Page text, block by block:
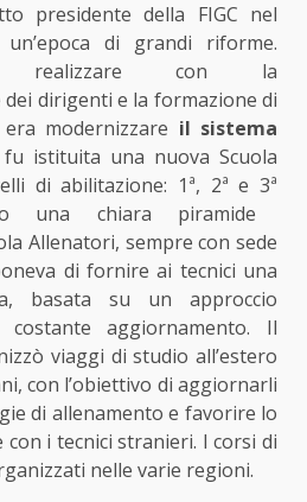
presidente della FIGC nel
di grandi riforme.
realizzare con la
dirigenti e la formazione di
modernizzare il sistema
istituita una nuova Scuola
di abilitazione: 1ª, 2ª e 3ª
una chiara piramide
Allenatori, sempre con sede
di fornire ai tecnici una
basata su un approccio
aggiornamento. Il
viaggi di studio all’estero
con l’obiettivo di aggiornarli
di allenamento e favorire lo
con i tecnici stranieri. I corsi di
nelle varie regioni.